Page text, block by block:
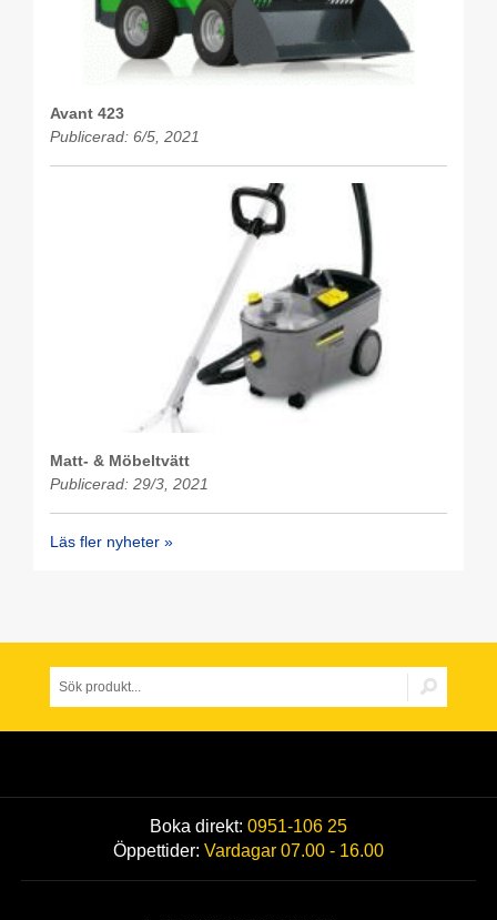
Avant 423
Publicerad: 6/5, 2021
Matt- & Möbeltvätt
Publicerad: 29/3, 2021
Läs fler nyheter »
Boka direkt: 0951-106 25
Öppettider: Vardagar 07.00 - 16.00